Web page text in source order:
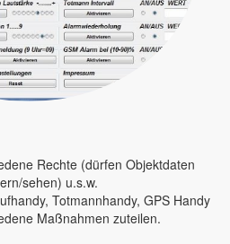
Rechte (dürfen Objektdaten
sehen) u.s.w.
Totmannhandy, GPS Handy
Maßnahmen zuteilen.